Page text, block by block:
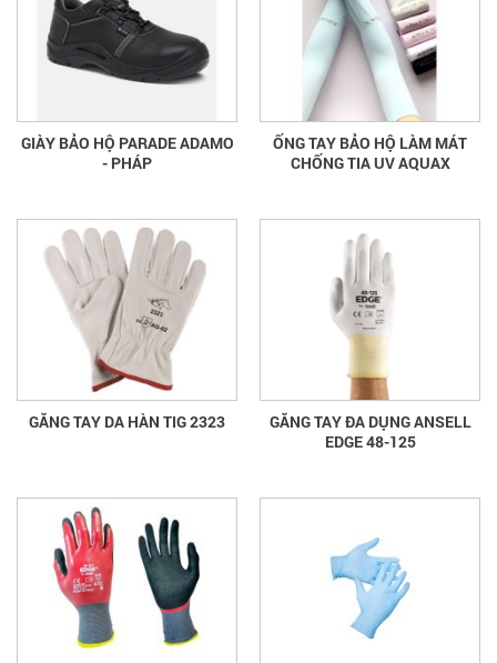
GIÀY BẢO HỘ PARADE ADAMO
- PHÁP
ỐNG TAY BẢO HỘ LÀM MÁT
CHỐNG TIA UV AQUAX
GĂNG TAY DA HÀN TIG 2323
GĂNG TAY ĐA DỤNG ANSELL
EDGE 48-125